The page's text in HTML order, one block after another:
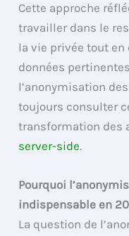
Cette approche
travailler dans le
la vie privée tout
données
l’anonymisation
toujours consulter
transformation des
server-side.
Pourquoi
indispensable en
La question de